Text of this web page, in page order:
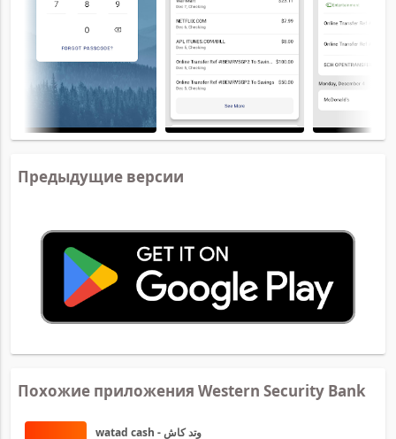
Предыдущие версии
Похожие приложения Western Security Bank
watad cash - وتد كاش